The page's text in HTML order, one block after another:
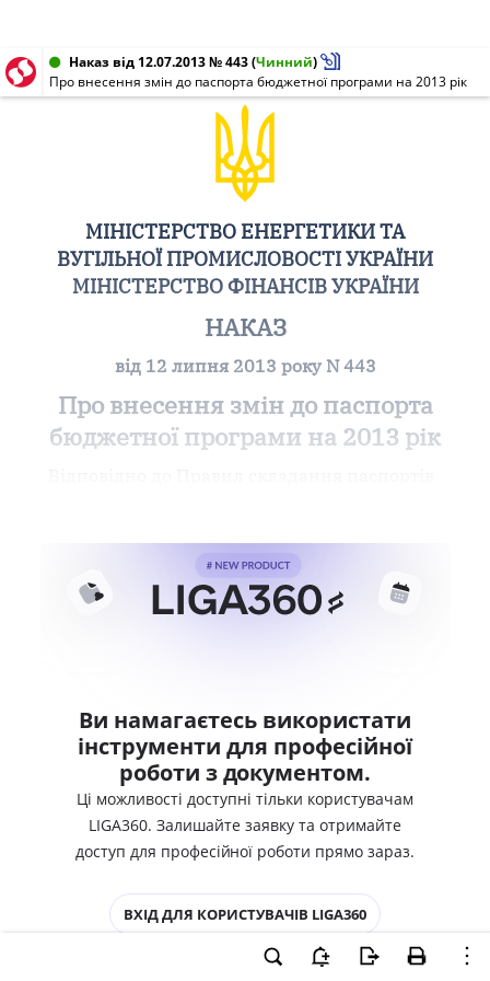
Наказ від 12.07.2013 № 443(Чинний)
Про внесення змін до паспорта бюджетної програми на 2013 рік
МІНІСТЕРСТВО ЕНЕРГЕТИКИ ТА
ВУГІЛЬНОЇ ПРОМИСЛОВОСТІ УКРАЇНИ
МІНІСТЕРСТВО ФІНАНСІВ УКРАЇНИ
НАКАЗ
від 12 липня 2013 року N 443
Про внесення змін до паспорта
бюджетної програми на 2013 рік
Ви намагаєтесь використати
інструменти для професійної
роботи з документом.
Ці можливості доступні тільки користувачам
LIGA360. Залишайте заявку та отримайте
доступ для професійної роботи прямо зараз.
ВХІД ДЛЯ КОРИСТУВАЧІВ LIGA360
ХОЧУ СПРОБУВАТИ LIGA360 - ОТРИМАТИ